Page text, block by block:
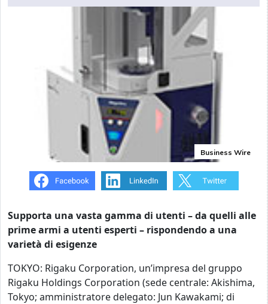
Business Wire
Supporta una vasta gamma di utenti – da quelli alle
prime armi a utenti esperti – rispondendo a una
varietà di esigenze
TOKYO: Rigaku Corporation, un’impresa del gruppo
Rigaku Holdings Corporation (sede centrale: Akishima,
Tokyo; amministratore delegato: Jun Kawakami; di